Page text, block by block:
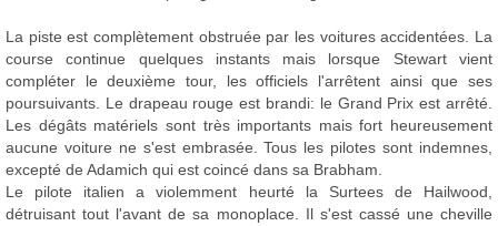
La piste est complètement obstruée par les voitures accidentées. La
course continue quelques instants mais lorsque Stewart vient
compléter le deuxième tour, les officiels l'arrêtent ainsi que ses
poursuivants. Le drapeau rouge est brandi: le Grand Prix est arrêté.
Les dégâts matériels sont très importants mais fort heureusement
aucune voiture ne s'est embrasée. Tous les pilotes sont indemnes,
excepté de Adamich qui est coincé dans sa Brabham.
Le pilote italien a violemment heurté la Surtees de Hailwood,
détruisant tout l'avant de sa monoplace. Il s'est cassé une cheville